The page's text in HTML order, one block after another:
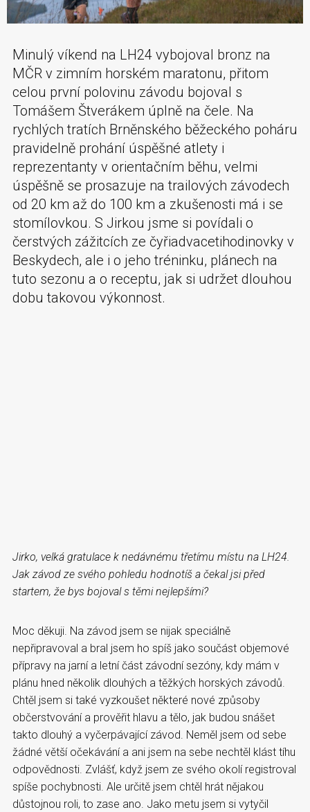
Minulý víkend na LH24 vybojoval bronz na
MČR v zimním horském maratonu, přitom
celou první polovinu závodu bojoval s
Tomášem Štverákem úplně na čele. Na
rychlých tratích Brněnského běžeckého poháru
pravidelně prohání úspěšné atlety i
reprezentanty v orientačním běhu, velmi
úspěšně se prosazuje na trailových závodech
od 20 km až do 100 km a zkušenosti má i se
stomílovkou. S Jirkou jsme si povídali o
čerstvých zážitcích ze čyřiadvacetihodinovky v
Beskydech, ale i o jeho tréninku, plánech na
tuto sezonu a o receptu, jak si udržet dlouhou
dobu takovou výkonnost.
Jirko, velká gratulace k nedávnému třetímu místu na LH24.
Jak závod ze svého pohledu hodnotíš a čekal jsi před
startem, že bys bojoval s těmi nejlepšími?
Moc děkuji. Na závod jsem se nijak speciálně
nepřipravoval a bral jsem ho spíš jako součást objemové
přípravy na jarní a letní část závodní sezóny, kdy mám v
plánu hned několik dlouhých a těžkých horských závodů.
Chtěl jsem si také vyzkoušet některé nové způsoby
občerstvování a prověřit hlavu a tělo, jak budou snášet
takto dlouhý a vyčerpávající závod. Neměl jsem od sebe
žádné větší očekávání a ani jsem na sebe nechtěl klást tíhu
odpovědnosti. Zvlášť, když jsem ze svého okolí registroval
spíše pochybnosti. Ale určitě jsem chtěl hrát nějakou
důstojnou roli, to zase ano. Jako metu jsem si vytyčil